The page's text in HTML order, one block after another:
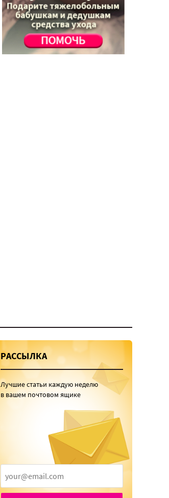
РАССЫЛКА
Лучшие статьи каждую неделю
в вашем почтовом ящике